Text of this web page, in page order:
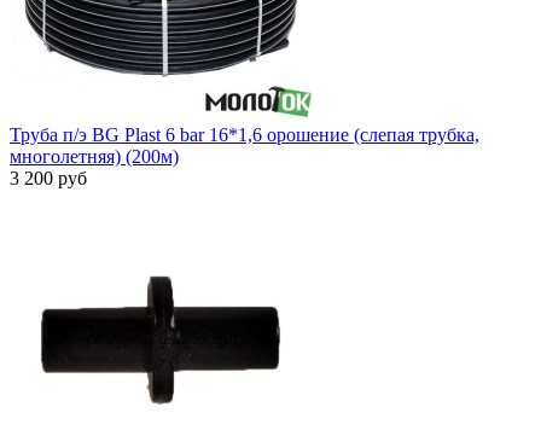
Труба п/э BG Plast 6 bar 16*1,6 орошение (слепая трубка,
многолетняя) (200м)
3 200 руб